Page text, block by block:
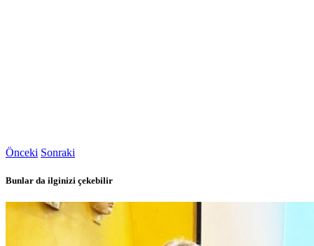
Önceki Sonraki
Bunlar da ilginizi çekebilir